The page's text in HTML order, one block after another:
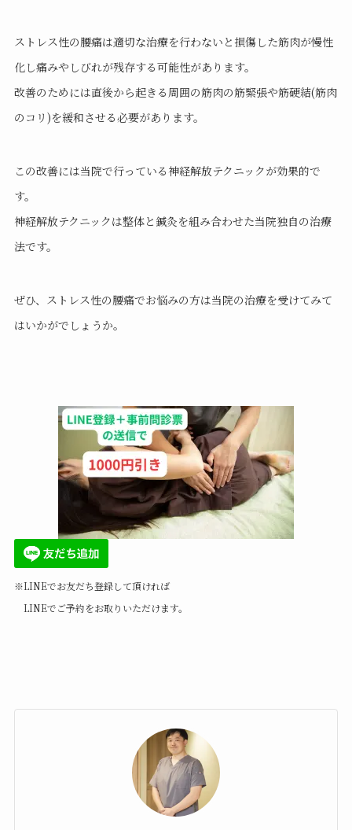
ストレス性の腰痛は適切な治療を行わないと損傷した筋肉が慢性
化し痛みやしびれが残存する可能性があります。
改善のためには直後から起きる周囲の筋肉の筋緊張や筋硬結(筋肉
のコリ)を緩和させる必要があります。
この改善には当院で行っている神経解放テクニックが効果的で
す。
神経解放テクニックは整体と鍼灸を組み合わせた当院独自の治療
法です。
ぜひ、ストレス性の腰痛でお悩みの方は当院の治療を受けてみて
はいかがでしょうか。
※LINEでお友だち登録して頂ければ
LINEでご予約をお取りいただけます。